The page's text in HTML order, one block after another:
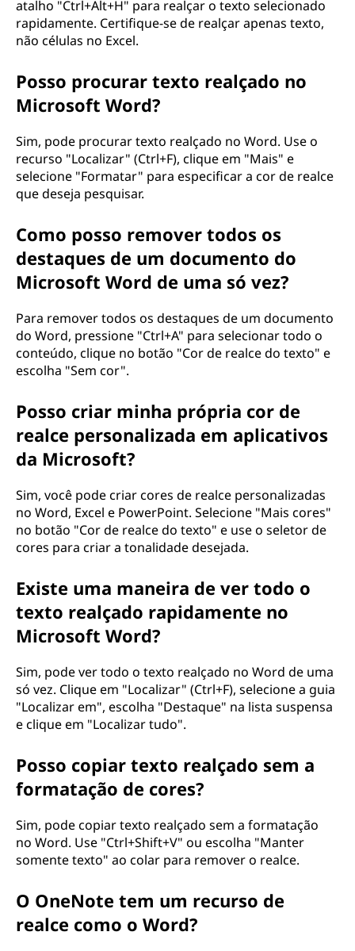
atalho "Ctrl+Alt+H" para realçar o texto selecionado
rapidamente. Certifique-se de realçar apenas texto,
não células no Excel.
Posso procurar texto realçado no
Microsoft Word?
Sim, pode procurar texto realçado no Word. Use o
recurso "Localizar" (Ctrl+F), clique em "Mais" e
selecione "Formatar" para especificar a cor de realce
que deseja pesquisar.
Como posso remover todos os
destaques de um documento do
Microsoft Word de uma só vez?
Para remover todos os destaques de um documento
do Word, pressione "Ctrl+A" para selecionar todo o
conteúdo, clique no botão "Cor de realce do texto" e
escolha "Sem cor".
Posso criar minha própria cor de
realce personalizada em aplicativos
da Microsoft?
Sim, você pode criar cores de realce personalizadas
no Word, Excel e PowerPoint. Selecione "Mais cores"
no botão "Cor de realce do texto" e use o seletor de
cores para criar a tonalidade desejada.
Existe uma maneira de ver todo o
texto realçado rapidamente no
Microsoft Word?
Sim, pode ver todo o texto realçado no Word de uma
só vez. Clique em "Localizar" (Ctrl+F), selecione a guia
"Localizar em", escolha "Destaque" na lista suspensa
e clique em "Localizar tudo".
Posso copiar texto realçado sem a
formatação de cores?
Sim, pode copiar texto realçado sem a formatação
no Word. Use "Ctrl+Shift+V" ou escolha "Manter
somente texto" ao colar para remover o realce.
O OneNote tem um recurso de
realce como o Word?